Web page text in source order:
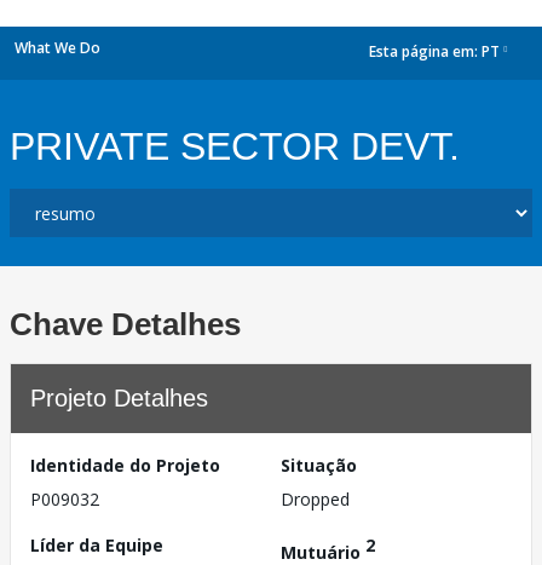
What We Do Esta página em: PT
PRIVATE SECTOR DEVT.
Chave Detalhes
Projeto Detalhes
Identidade do Projeto
P009032
Situação
Dropped
Líder da Equipe
Mutuário 2